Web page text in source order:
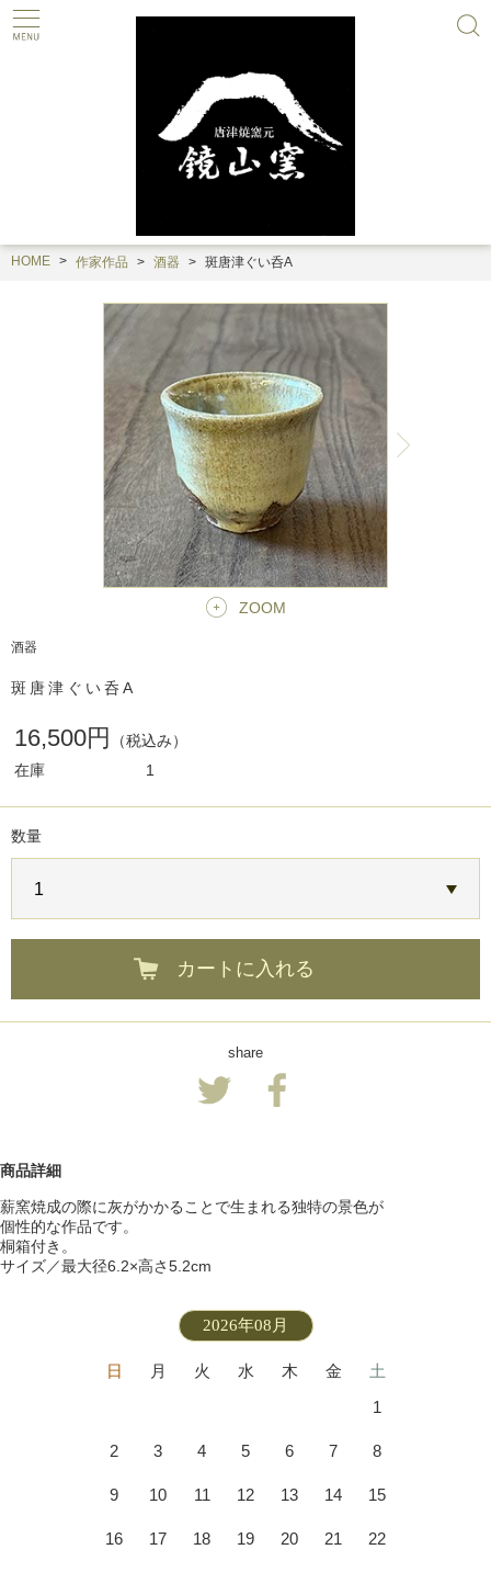
HOME 作家作品 酒器 斑唐津ぐい呑A
ZOOM
酒器
斑唐津ぐい呑A
16,500円
（税込み）
在庫
1
数量
カートに入れる
share
商品詳細
薪窯焼成の際に灰がかかることで生まれる独特の景色が
個性的な作品です。
桐箱付き。
サイズ／最大径6.2×高さ5.2cm
2026年08月
日 月 火 水 木 金
土
1
2 3 4 5 6 7 8
9 10 11 12 13 14 15
16 17 18 19 20 21 22